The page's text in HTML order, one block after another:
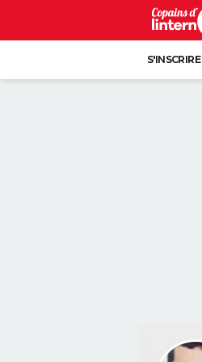
S'INSCRIRE